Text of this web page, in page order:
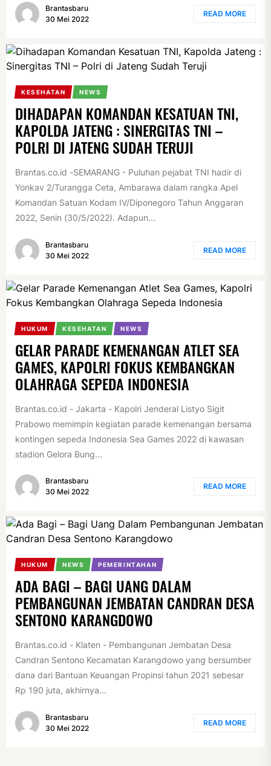
Brantasbaru
30 Mei 2022
READ MORE
KESEHATAN NEWS
DIHADAPAN KOMANDAN KESATUAN TNI,
KAPOLDA JATENG : SINERGITAS TNI –
POLRI DI JATENG SUDAH TERUJI
Brantas.co.id -SEMARANG - Puluhan pejabat TNI hadir di
Yonkav 2/Turangga Ceta, Ambarawa dalam rangka Apel
Komandan Satuan Kodam IV/Diponegoro Tahun Anggaran
2022, Senin (30/5/2022). Adapun...
Brantasbaru
30 Mei 2022
READ MORE
HUKUM KESEHATAN NEWS
GELAR PARADE KEMENANGAN ATLET SEA
GAMES, KAPOLRI FOKUS KEMBANGKAN
OLAHRAGA SEPEDA INDONESIA
Brantas.co.id - Jakarta - Kapolri Jenderal Listyo Sigit
Prabowo memimpin kegiatan parade kemenangan bersama
kontingen sepeda Indonesia Sea Games 2022 di kawasan
stadion Gelora Bung...
Brantasbaru
30 Mei 2022
READ MORE
HUKUM NEWS PEMERINTAHAN
ADA BAGI – BAGI UANG DALAM
PEMBANGUNAN JEMBATAN CANDRAN DESA
SENTONO KARANGDOWO
Brantas.co.id - Klaten - Pembangunan Jembatan Desa
Candran Sentono Kecamatan Karangdowo yang bersumber
dana dari Bantuan Keuangan Propinsi tahun 2021 sebesar
Rp 190 juta, akhirnya...
Brantasbaru
30 Mei 2022
READ MORE